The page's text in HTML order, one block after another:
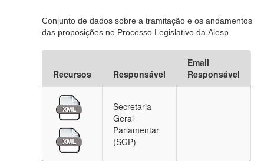
Conjunto de dados sobre a tramitação e os andamentos
das proposições no Processo Legislativo da Alesp.
Recursos Responsável
Email
Responsável
Secretaria
Geral
Parlamentar
(SGP)